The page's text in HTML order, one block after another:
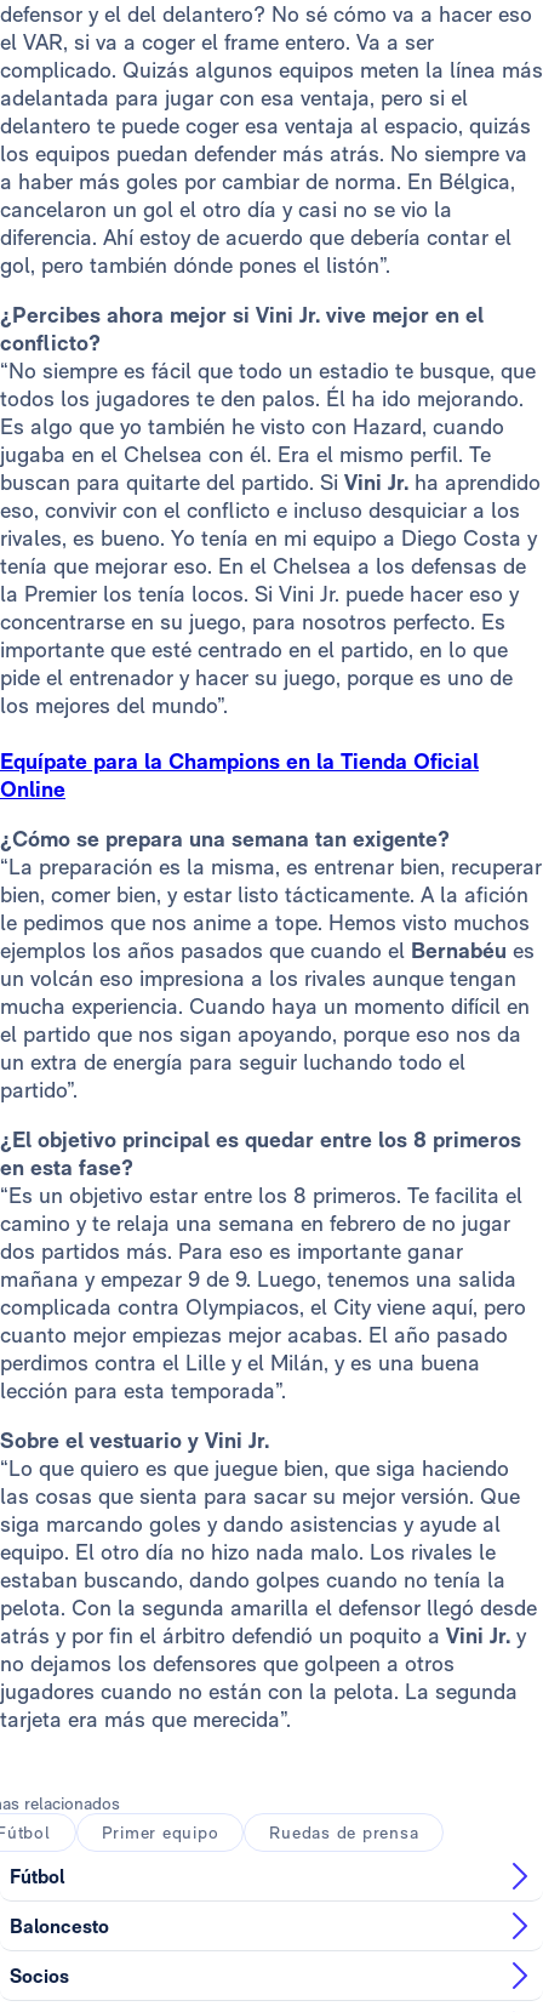
defensor y el del delantero? No sé cómo va a hacer eso
el VAR, si va a coger el frame entero. Va a ser
complicado. Quizás algunos equipos meten la línea más
adelantada para jugar con esa ventaja, pero si el
delantero te puede coger esa ventaja al espacio, quizás
los equipos puedan defender más atrás. No siempre va
a haber más goles por cambiar de norma. En Bélgica,
cancelaron un gol el otro día y casi no se vio la
diferencia. Ahí estoy de acuerdo que debería contar el
gol, pero también dónde pones el listón”.
¿Percibes ahora mejor si Vini Jr. vive mejor en el
conflicto?
“No siempre es fácil que todo un estadio te busque, que
todos los jugadores te den palos. Él ha ido mejorando.
Es algo que yo también he visto con Hazard, cuando
jugaba en el Chelsea con él. Era el mismo perfil. Te
buscan para quitarte del partido. Si Vini Jr. ha aprendido
eso, convivir con el conflicto e incluso desquiciar a los
rivales, es bueno. Yo tenía en mi equipo a Diego Costa y
tenía que mejorar eso. En el Chelsea a los defensas de
la Premier los tenía locos. Si Vini Jr. puede hacer eso y
concentrarse en su juego, para nosotros perfecto. Es
importante que esté centrado en el partido, en lo que
pide el entrenador y hacer su juego, porque es uno de
los mejores del mundo”.
Equípate para la Champions en la Tienda Oficial
Online
¿Cómo se prepara una semana tan exigente?
“La preparación es la misma, es entrenar bien, recuperar
bien, comer bien, y estar listo tácticamente. A la afición
le pedimos que nos anime a tope. Hemos visto muchos
ejemplos los años pasados que cuando el Bernabéu es
un volcán eso impresiona a los rivales aunque tengan
mucha experiencia. Cuando haya un momento difícil en
el partido que nos sigan apoyando, porque eso nos da
un extra de energía para seguir luchando todo el
partido”.
¿El objetivo principal es quedar entre los 8 primeros
en esta fase?
“Es un objetivo estar entre los 8 primeros. Te facilita el
camino y te relaja una semana en febrero de no jugar
dos partidos más. Para eso es importante ganar
mañana y empezar 9 de 9. Luego, tenemos una salida
complicada contra Olympiacos, el City viene aquí, pero
cuanto mejor empiezas mejor acabas. El año pasado
perdimos contra el Lille y el Milán, y es una buena
lección para esta temporada”.
Sobre el vestuario y Vini Jr.
“Lo que quiero es que juegue bien, que siga haciendo
las cosas que sienta para sacar su mejor versión. Que
siga marcando goles y dando asistencias y ayude al
equipo. El otro día no hizo nada malo. Los rivales le
estaban buscando, dando golpes cuando no tenía la
pelota. Con la segunda amarilla el defensor llegó desde
atrás y por fin el árbitro defendió un poquito a Vini Jr. y
no dejamos los defensores que golpeen a otros
jugadores cuando no están con la pelota. La segunda
tarjeta era más que merecida”.
relacionados
Primer equipo Ruedas de prensa
Fútbol
Baloncesto
Socios